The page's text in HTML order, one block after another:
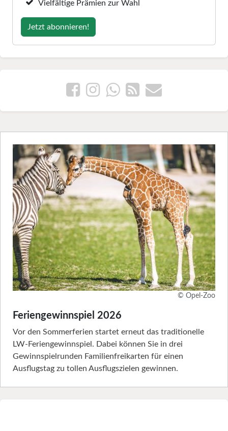
Vielfältige Prämien zur Wahl
Jetzt abonnieren!
© Opel-Zoo
Feriengewinnspiel 2026
Vor den Sommerferien startet erneut das traditionelle
LW-Feriengewinnspiel. Dabei können Sie in drei
Gewinnspielrunden Familienfreikarten für einen
Ausflugstag zu tollen Ausflugszielen gewinnen.